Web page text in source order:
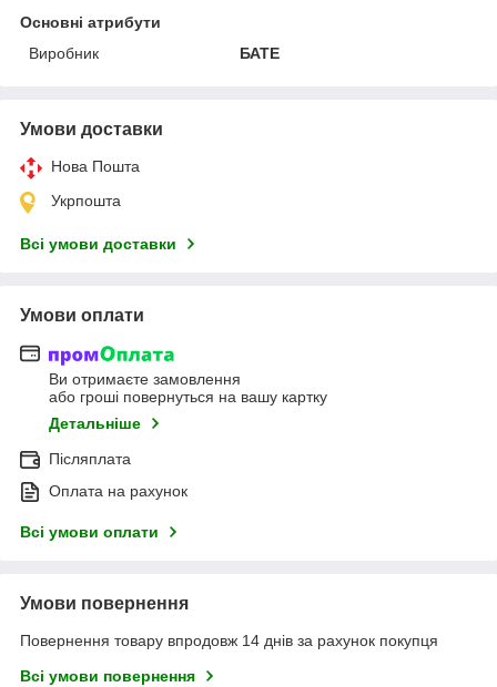
Основні атрибути
Виробник
БАТЕ
Умови доставки
Нова Пошта
Укрпошта
Всі умови доставки
Умови оплати
Ви отримаєте замовлення
або гроші повернуться на вашу картку
Детальніше
Післяплата
Оплата на рахунок
Всі умови оплати
Умови повернення
Повернення товару впродовж 14 днів за рахунок покупця
Всі умови повернення